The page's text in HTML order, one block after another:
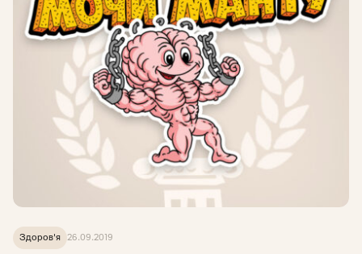
Здоров'я 26.09.2019